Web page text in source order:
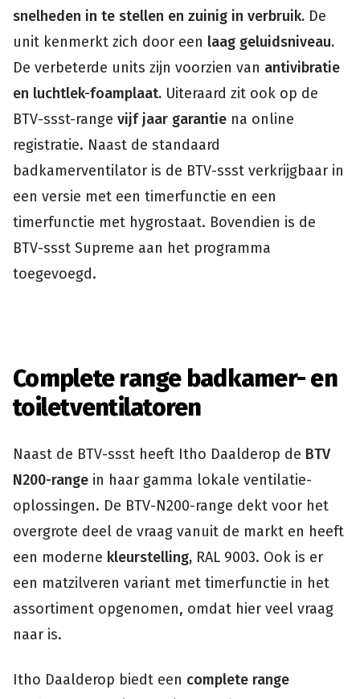
snelheden in te stellen en zuinig in verbruik. De
unit kenmerkt zich door een laag geluidsniveau.
De verbeterde units zijn voorzien van antivibratie
en luchtlek-foamplaat. Uiteraard zit ook op de
BTV-ssst-range vijf jaar garantie na online
registratie. Naast de standaard
badkamerventilator is de BTV-ssst verkrijgbaar in
een versie met een timerfunctie en een
timerfunctie met hygrostaat. Bovendien is de
BTV-ssst Supreme aan het programma
toegevoegd.
Complete range badkamer- en
toiletventilatoren
Naast de BTV-ssst heeft Itho Daalderop de BTV
N200-range in haar gamma lokale ventilatie-
oplossingen. De BTV-N200-range dekt voor het
overgrote deel de vraag vanuit de markt en heeft
een moderne kleurstelling, RAL 9003. Ook is er
een matzilveren variant met timerfunctie in het
assortiment opgenomen, omdat hier veel vraag
naar is.
Itho Daalderop biedt een complete range